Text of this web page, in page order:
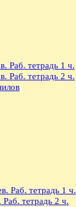
Раб. тетрадь 1 ч.
Раб. тетрадь 2 ч.
Раб. тетрадь 1 ч.
Раб. тетрадь 2 ч.